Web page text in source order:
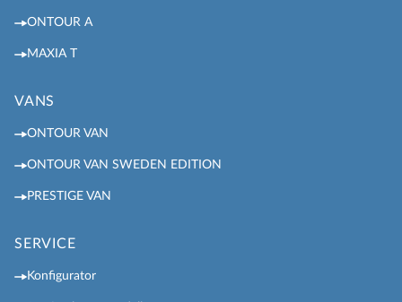
ONTOUR A
MAXIA T
VANS
ONTOUR VAN
ONTOUR VAN SWEDEN EDITION
PRESTIGE VAN
SERVICE
Konfigurator